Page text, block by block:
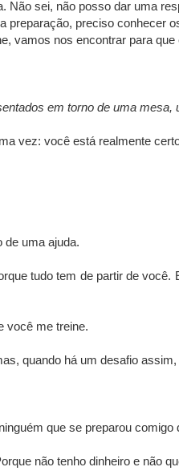
Não sei, não posso dar uma
preciso conhecer
vamos nos encontrar para
em torno de uma mesa,
vez: você está realmente
de uma ajuda.
tudo tem de partir de
você me treine.
quando há um desafio
que se preparou
não tenho dinheiro e não